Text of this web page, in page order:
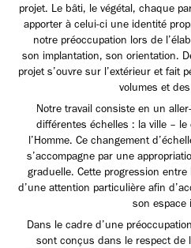
projet. Le bâti, le végétal, chaque
apporter à celui-ci une identité
notre préoccupation lors de
son implantation, son orientation.
projet s’ouvre sur l’extérieur et fait
volumes et
Notre travail consiste en un
différentes échelles : la ville –
l’Homme. Ce changement
s’accompagne par une
graduelle. Cette progression
d’une attention particulière afin
son espace
Dans le cadre d’une
sont conçus dans le respect de